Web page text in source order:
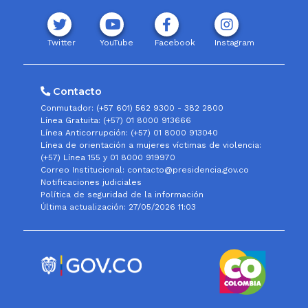
Twitter YouTube Facebook Instagram
Contacto
Conmutador: (+57 601) 562 9300 - 382 2800
Línea Gratuita: (+57) 01 8000 913666
Línea Anticorrupción: (+57) 01 8000 913040
Línea de orientación a mujeres víctimas de violencia:
(+57) Línea 155 y 01 8000 919970
Correo Institucional: contacto@presidencia.gov.co
Notificaciones judiciales
Política de seguridad de la información
Última actualización: 27/05/2026 11:03